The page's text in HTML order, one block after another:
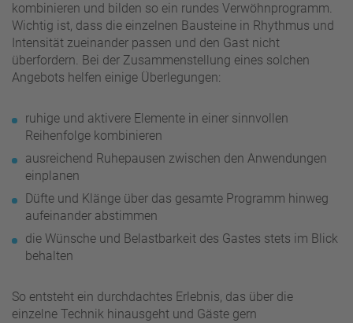
kombinieren und bilden so ein rundes Verwöhnprogramm.
Wichtig ist, dass die einzelnen Bausteine in Rhythmus und
Intensität zueinander passen und den Gast nicht
überfordern. Bei der Zusammenstellung eines solchen
Angebots helfen einige Überlegungen:
ruhige und aktivere Elemente in einer sinnvollen
Reihenfolge kombinieren
ausreichend Ruhepausen zwischen den Anwendungen
einplanen
Düfte und Klänge über das gesamte Programm hinweg
aufeinander abstimmen
die Wünsche und Belastbarkeit des Gastes stets im Blick
behalten
So entsteht ein durchdachtes Erlebnis, das über die
einzelne Technik hinausgeht und Gäste gern